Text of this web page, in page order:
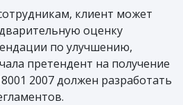
клиент может
оценку
по улучшению,
претендент на получение
2007 должен разработать